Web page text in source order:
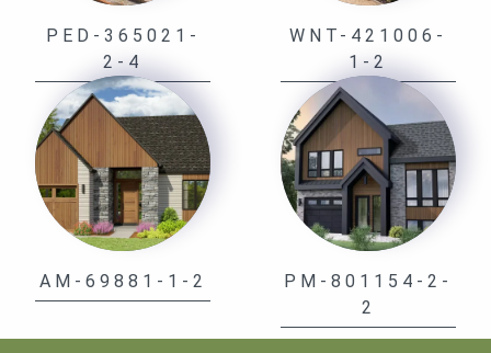
PED-365021-
2-4
WNT-421006-
1-2
AM-69881-1-2
PM-801154-2-
2